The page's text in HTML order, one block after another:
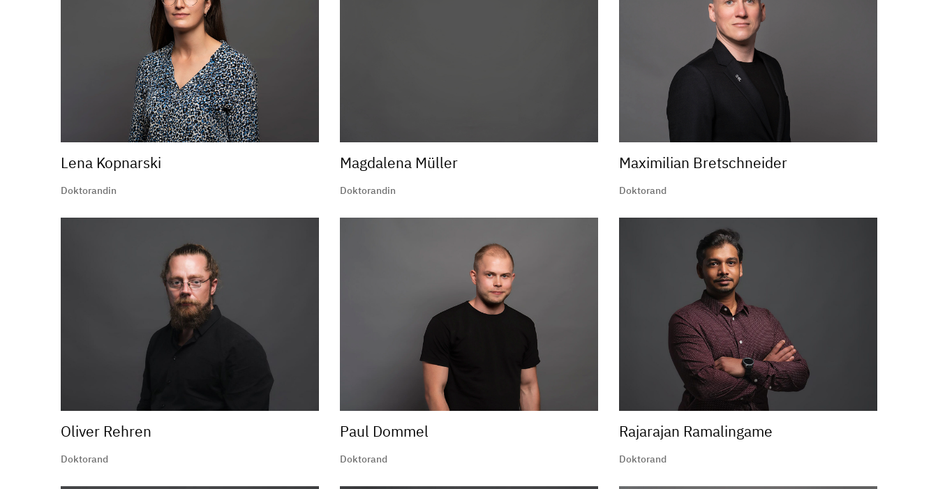
Lena Kopnarski
Doktorandin
Magdalena Müller
Doktorandin
Maximilian Bretschneider
Doktorand
Oliver Rehren
Doktorand
Paul Dommel
Doktorand
Rajarajan Ramalingame
Doktorand